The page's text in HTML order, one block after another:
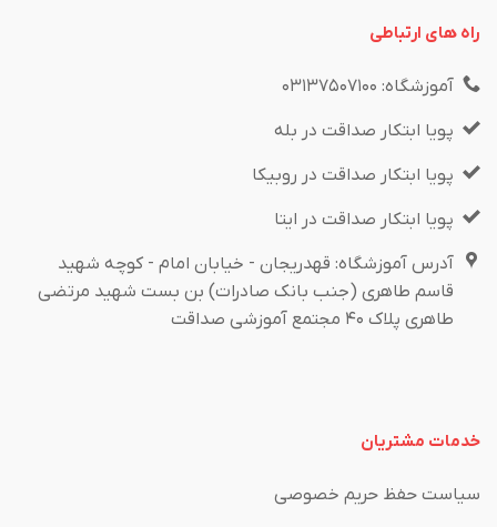
راه های ارتباطی
آموزشگاه: ۰۳۱۳۷۵۰۷۱۰۰
پویا ابتکار صداقت در بله
پویا ابتکار صداقت در روبیکا
پویا ابتکار صداقت در ایتا
آدرس آموزشگاه: قهدریجان - خیابان امام - کوچه شهید
قاسم طاهری (جنب بانک صادرات) بن بست شهید مرتضی
طاهری پلاک ۴۰ مجتمع آموزشی صداقت
خدمات مشتریان
سیاست حفظ حریم خصوصی